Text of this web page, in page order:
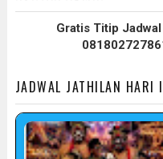
Gratis Titip
JADWAL JATHILAN HARI